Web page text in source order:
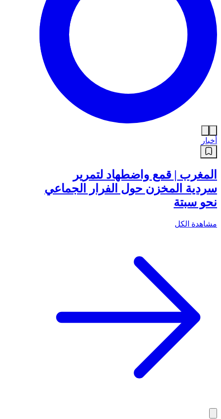
أخبار
المغرب | قمع واضطهاد لتمرير
سردية المخزن حول الفرار الجماعي
نحو سبتة
مشاهدة الكل